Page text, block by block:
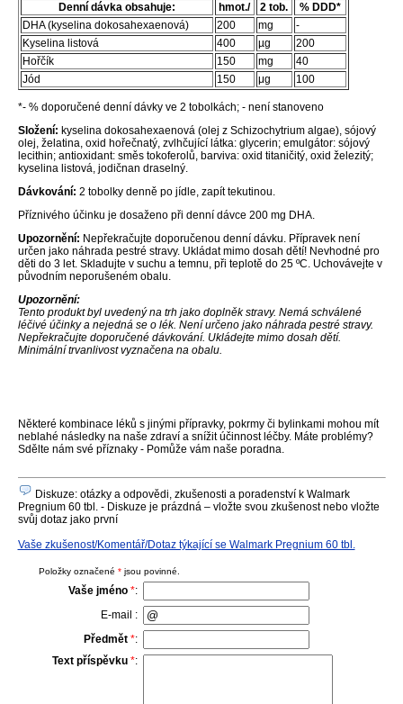
Denní dávka obsahuje: hmot./ 2 tob.
% DDD*
DHA (kyselina dokosahexaenová)
200 mg
-
Kyselina listová
400 µg
200
Hořčík
150 mg
40
Jód
150 μg 100
*- % doporučené denní dávky ve 2 tobolkách; - není stanoveno
Složení: kyselina dokosahexaenová (olej z Schizochytrium algae), sójový
olej, želatina, oxid hořečnatý, zvlhčující látka: glycerin; emulgátor: sójový
lecithin; antioxidant: směs tokoferolů, barviva: oxid titaničitý, oxid železitý;
kyselina listová, jodičnan draselný.
Dávkování: 2 tobolky denně po jídle, zapít tekutinou.
Příznivého účinku je dosaženo při denní dávce 200 mg DHA.
Upozornění: Nepřekračujte doporučenou denní dávku. Přípravek není
určen jako náhrada pestré stravy. Ukládat mimo dosah dětí! Nevhodné pro
děti do 3 let. Skladujte v suchu a temnu, při teplotě do 25 ºC. Uchovávejte v
původním neporušeném obalu.
Upozornění:
Tento produkt byl uvedený na trh jako doplněk stravy. Nemá schválené
léčivé účinky a nejedná se o lék. Není určeno jako náhrada pestré stravy.
Nepřekračujte doporučené dávkování. Ukládejte mimo dosah dětí.
Minimální trvanlivost vyznačena na obalu.
Některé kombinace léků s jinými přípravky, pokrmy či bylinkami mohou mít
neblahé následky na naše zdraví a snížit účinnost léčby. Máte problémy?
Sdělte nám své příznaky - Pomůže vám naše poradna.
Diskuze: otázky a odpovědi, zkušenosti a poradenství k Walmark
Pregnium 60 tbl. - Diskuze je prázdná – vložte svou zkušenost nebo vložte
svůj dotaz jako první
Vaše zkušenost/Komentář/Dotaz týkající se Walmark Pregnium 60 tbl.
Položky označené * jsou povinné.
Vaše jméno *:
E-mail :
Předmět *:
Text příspěvku *: